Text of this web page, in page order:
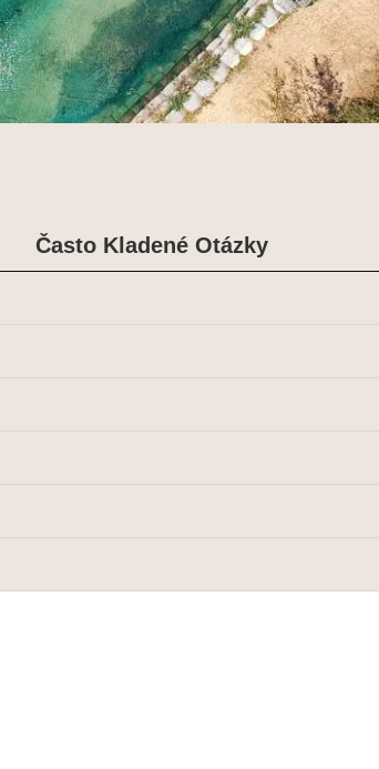
Často Kladené Otázky